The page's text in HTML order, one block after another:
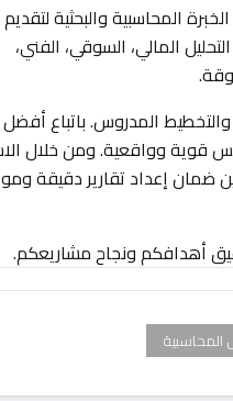
المحاسبية والبحثية لتقديم
المالي، السوقي، الفني،
المدروس. باتباع أفضل
قوية وواقعية. ومن خلال
ضمان إعداد تقارير دقيقة
أهدافكم ونجاح مشاريعكم.